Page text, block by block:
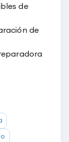
de
de